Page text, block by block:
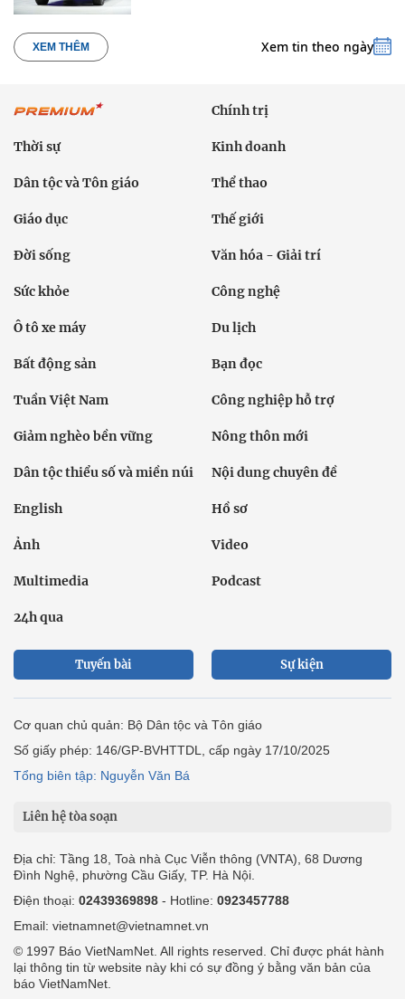
XEM THÊM Xem tin theo ngày
Chính trị
Thời sự Kinh doanh
Dân tộc và Tôn giáo Thể thao
Giáo dục Thế giới
Đời sống Văn hóa - Giải trí
Sức khỏe Công nghệ
Ô tô xe máy Du lịch
Bất động sản Bạn đọc
Tuần Việt Nam Công nghiệp hỗ trợ
Giảm nghèo bền vững Nông thôn mới
Dân tộc thiểu số và miền núi Nội dung chuyên đề
English Hồ sơ
Ảnh Video
Multimedia Podcast
24h qua
Tuyến bài Sự kiện
Cơ quan chủ quản: Bộ Dân tộc và Tôn giáo
Số giấy phép: 146/GP-BVHTTDL, cấp ngày 17/10/2025
Tổng biên tập: Nguyễn Văn Bá
Liên hệ tòa soạn
Địa chỉ: Tầng 18, Toà nhà Cục Viễn thông (VNTA), 68 Dương
Đình Nghệ, phường Cầu Giấy, TP. Hà Nội.
Điện thoại: 02439369898 - Hotline: 0923457788
Email: vietnamnet@vietnamnet.vn
© 1997 Báo VietNamNet. All rights reserved. Chỉ được phát hành
lại thông tin từ website này khi có sự đồng ý bằng văn bản của
báo VietNamNet.